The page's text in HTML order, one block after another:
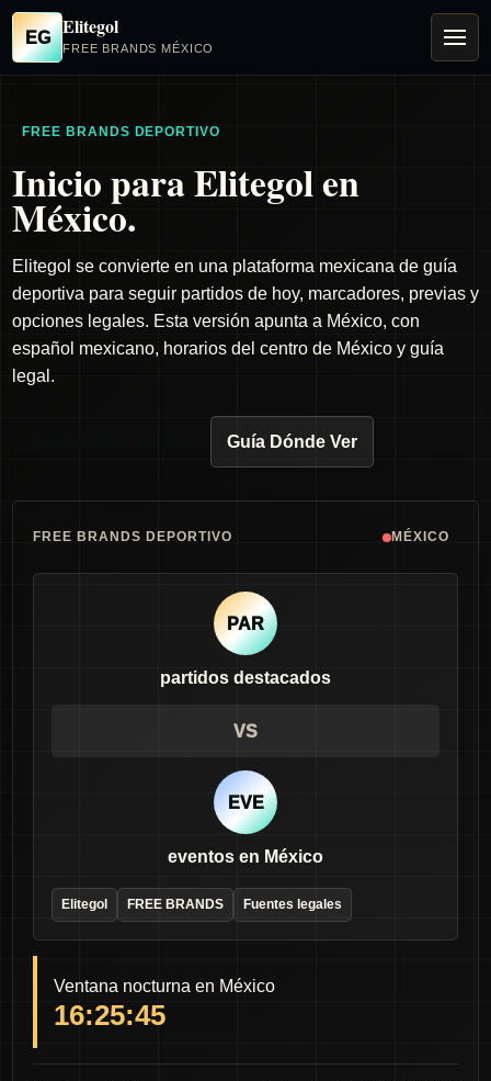
EG Elitegol
FREE BRANDS MÉXICO
FREE BRANDS DEPORTIVO
Inicio para Elitegol en
México.
Elitegol se convierte en una plataforma mexicana de guía
deportiva para seguir partidos de hoy, marcadores, previas y
opciones legales. Esta versión apunta a México, con
español mexicano, horarios del centro de México y guía
legal.
Guía Dónde Ver
FREE BRANDS DEPORTIVO MÉXICO
PAR
partidos destacados
VS
EVE
eventos en México
Elitegol FREE BRANDS Fuentes legales
Ventana nocturna en México
16:25:44